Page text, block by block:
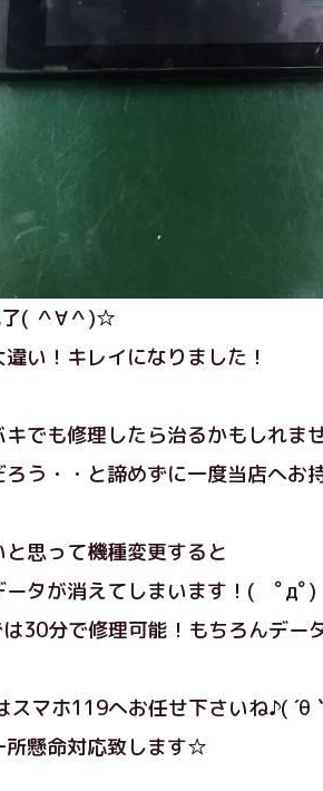
( ＾∀＾)☆
い！キレイになりました！
でも修理したら治るかもしれま
う・・と諦めずに一度当店へお
思って機種変更すると
ータが消えてしまいます！( ﾟдﾟ)
30分で修理可能！もちろんデー
スマホ119へお任せ下さいね♪( ´θ
所懸命対応致します☆